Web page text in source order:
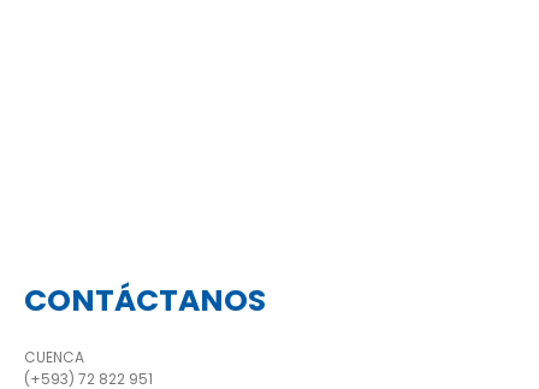
CONTÁCTANOS
CUENCA
(+593) 72 822 951